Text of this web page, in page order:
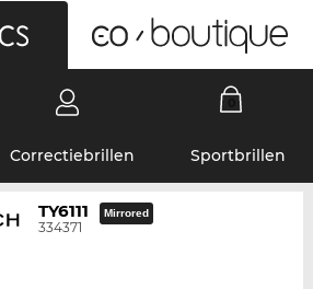
Correctiebrillen Sportbrillen
TY6111
334371
Mirrored